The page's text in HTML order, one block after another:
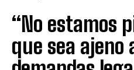
“No estamos
que sea ajeno